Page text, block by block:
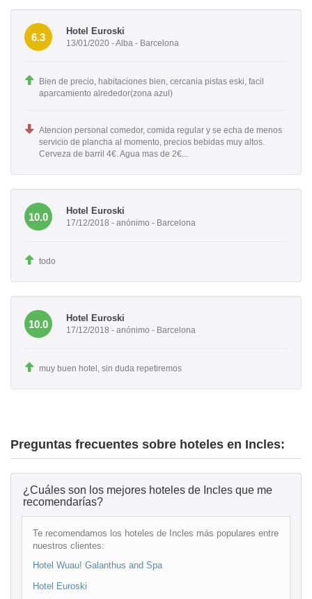
6.3
Hotel Euroski
13/01/2020 - Alba - Barcelona
Bien de precio, habitaciones bien, cercania pistas eski, facil
aparcamiento alrededor(zona azul)
Atencion personal comedor, comida regular y se echa de menos
servicio de plancha al momento, precios bebidas muy altos.
Cerveza de barril 4€. Agua mas de 2€...
10.0
Hotel Euroski
17/12/2018 - anónimo - Barcelona
todo
10.0
Hotel Euroski
17/12/2018 - anónimo - Barcelona
muy buen hotel, sin duda repetiremos
Preguntas frecuentes sobre hoteles en Incles:
¿Cuáles son los mejores hoteles de Incles que me
recomendarías?
Te recomendamos los hoteles de Incles más populares entre
nuestros clientes:
Hotel Wuau! Galanthus and Spa
Hotel Euroski